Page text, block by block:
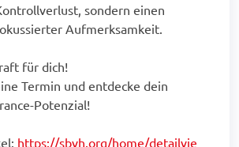
sondern einen
Aufmerksamkeit.
für dich!
Termin und entdecke dein
Potenzial!
https://sbvh.org/home/detailvie